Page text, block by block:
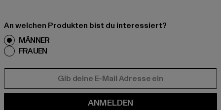
An welchen Produkten bist du interessiert?
MÄNNER
FRAUEN
ANMELDEN